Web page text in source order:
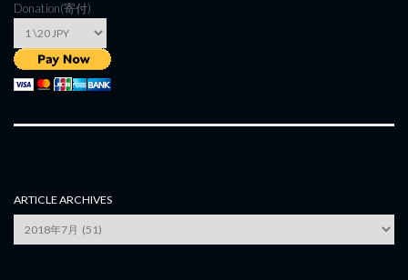
Donation(寄付)
ARTICLE ARCHIVES
Article
Archives